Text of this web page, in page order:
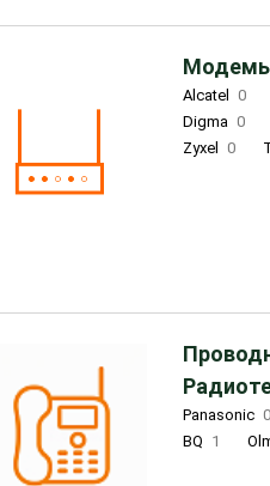
Модемы
Alcatel 0
Digma 0
Zyxel
0
Panasonic 0
BQ 1